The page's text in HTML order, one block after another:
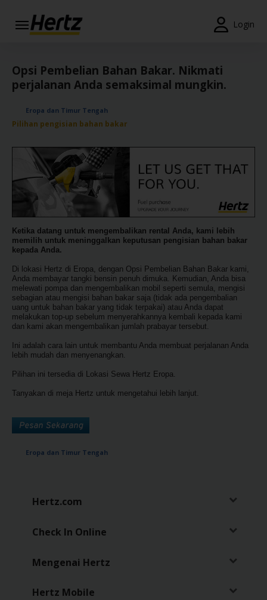
Login
Menu
Modify/Cancel
Penawaran
Khusus
Join /
Gold
Overview
ID/ID
Reservasi
Sewa
Mobil
Penawaran
Khusus
Lokasi
Gold+
Kendaraan
Produk
Sopir
Opsi Pembelian Bahan Bakar. Nikmati
perjalanan Anda semaksimal mungkin.
Eropa dan Timur Tengah
Pilihan pengisian bahan bakar
Ketika datang untuk mengembalikan rental Anda, kami lebih
memilih untuk meninggalkan keputusan pengisian bahan bakar
kepada Anda.
Di lokasi Hertz di Eropa, dengan Opsi Pembelian Bahan Bakar kami,
Anda membayar tangki bensin penuh dimuka. Kemudian, Anda bisa
melewati pompa dan mengembalikan mobil seperti semula, mengisi
sebagian atau mengisi bahan bakar saja (tidak ada pengembalian
uang untuk bahan bakar yang tidak terpakai) atau Anda dapat
melakukan top-up sebelum menyerahkannya kembali kepada kami
dan kami akan mengembalikan jumlah prabayar tersebut.
Ini adalah cara lain untuk membantu Anda membuat perjalanan Anda
lebih mudah dan menyenangkan.
Pilihan ini tersedia di Lokasi Sewa Hertz Eropa.
Tanyakan di meja Hertz untuk mengetahui lebih lanjut.
Eropa dan Timur Tengah
Hertz.com
Check In Online
Mengenai Hertz
Hertz Mobile